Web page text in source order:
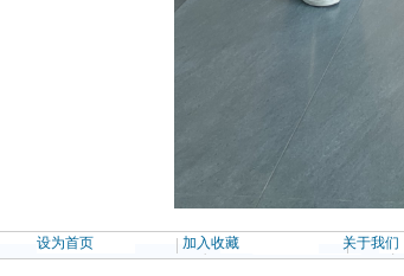
设为首页 加入收藏 关于我们